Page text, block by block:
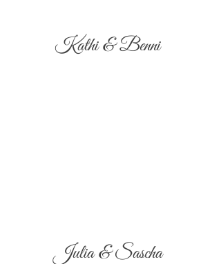
Kathi & Benni
Julia & Sascha